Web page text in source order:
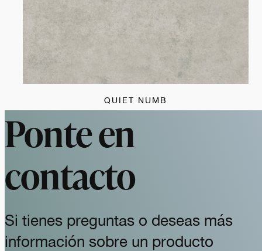
QUIET NUMB
Ponte en
contacto
Si tienes preguntas o deseas más
información sobre un producto